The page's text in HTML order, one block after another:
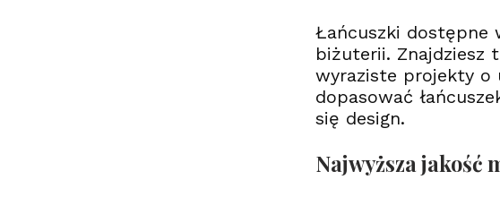
Łańcuszki dostępne
biżuterii. Znajdziesz
wyraziste projekty o
dopasować
się design.
Najwyższa jakość